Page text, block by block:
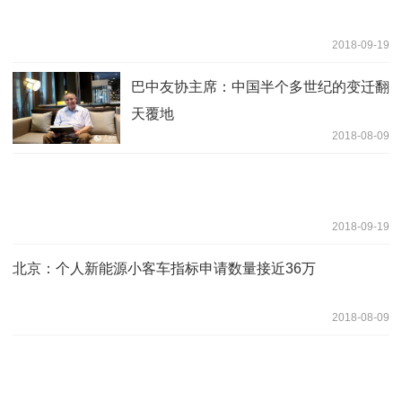
2018-09-19
巴中友协主席：中国半个多世纪的变迁翻
天覆地
2018-08-09
2018-09-19
北京：个人新能源小客车指标申请数量接近36万
2018-08-09